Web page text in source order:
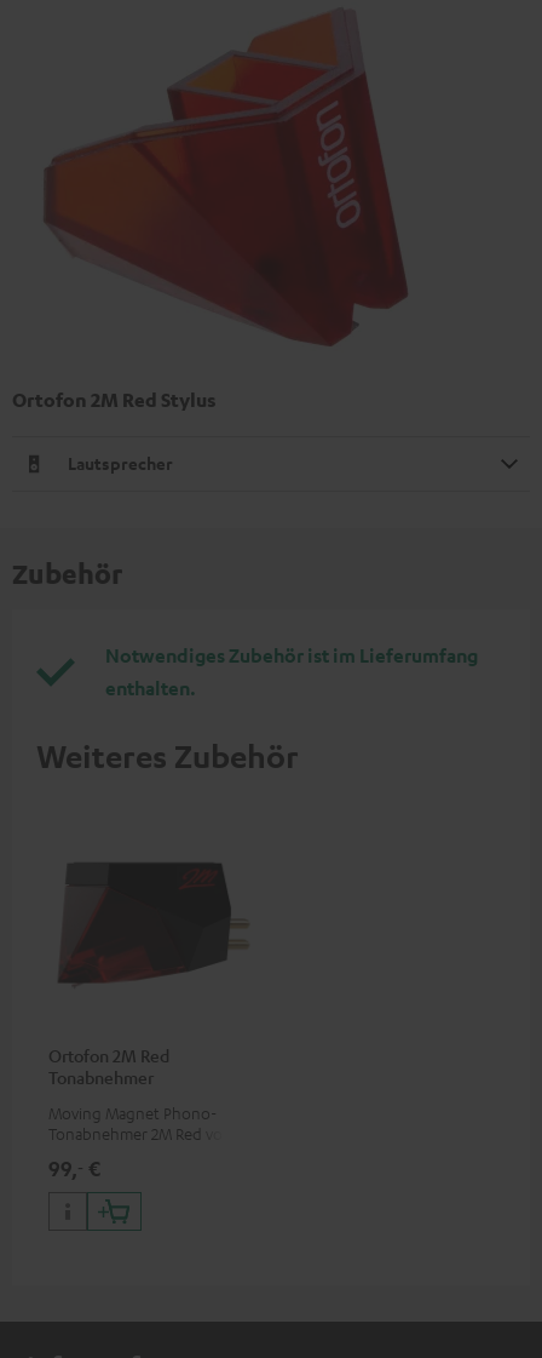
Ortofon 2M Red Stylus
Lautsprecher
Zubehör
Notwendiges Zubehör ist im Lieferumfang
enthalten.
Weiteres Zubehör
Ortofon 2M Red
Tonabnehmer
Moving Magnet Phono-
Tonabnehmer 2M Red von
lebendigen Klang mit einer
warmen Note
99,‐ €